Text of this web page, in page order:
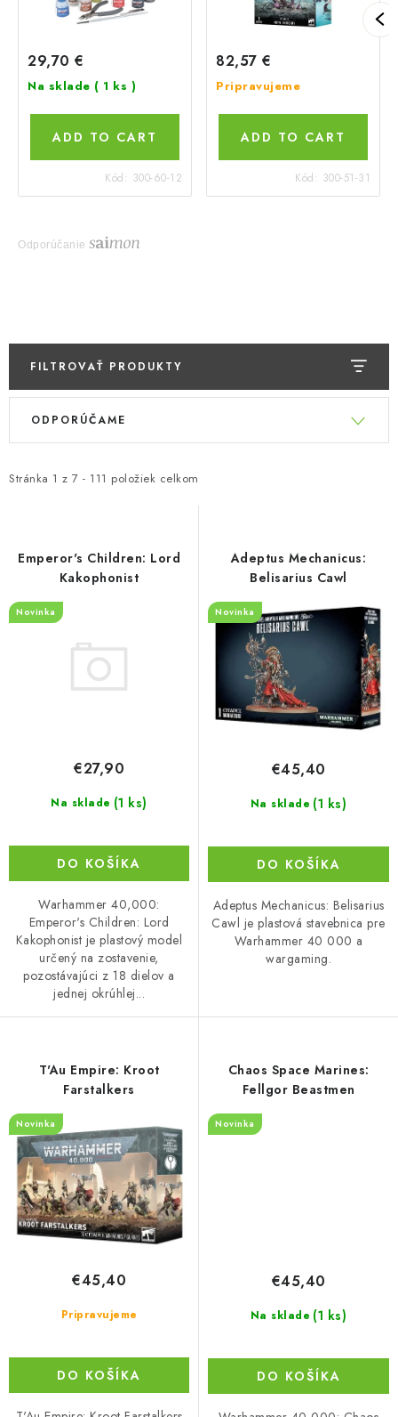
29,70 €
Na sklade ( 1 ks )
ADD TO CART
Kód: 300-60-12
82,57 €
Pripravujeme
ADD TO CART
Kód: 300-51-31
Odporúčanie
FILTROVAŤ PRODUKTY
V
i
d
u
Stránka 1 z 7 - 111 položiek celkom
R
e
e
r
o
ODPORÚČAME
Emperor's Children: Lord
Kakophonist
Novinka
Na sklade (1 ks)
€27,90
DO KOŠÍKA
Warhammer 40,000:
Emperor's Children: Lord
Kakophonist je plastový model
určený na zostavenie,
pozostávajúci z 18 dielov a
jednej okrúhlej...
Adeptus Mechanicus:
Belisarius Cawl
Novinka
Na sklade (1 ks)
€45,40
DO KOŠÍKA
Adeptus Mechanicus: Belisarius
Cawl je plastová stavebnica pre
Warhammer 40 000 a
wargaming.
T'Au Empire: Kroot
Farstalkers
Novinka
Pripravujeme
€45,40
DO KOŠÍKA
Chaos Space Marines:
Fellgor Beastmen
Novinka
Na sklade (1 ks)
€45,40
DO KOŠÍKA